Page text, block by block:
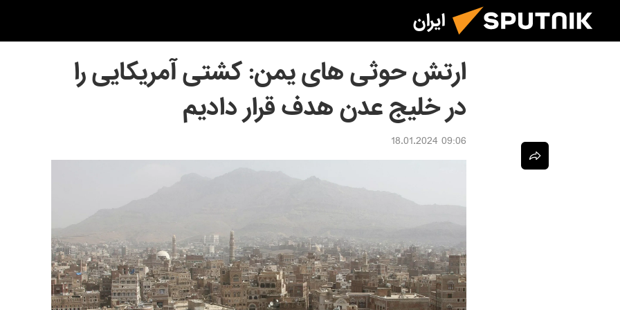
ایران
ارتش حوثی های یمن: کشتی آمریکایی را
در خلیج عدن هدف قرار دادیم
09:06 18.01.2024